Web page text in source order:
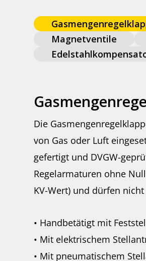
Magnetventile
Die
von Gas oder Luft
gefertigt und DVGW-
Regelarmaturen ohne
KV-Wert) und dürfen
• Handbetätigt mit
• Mit elektrischem
• Mit pneumatischem